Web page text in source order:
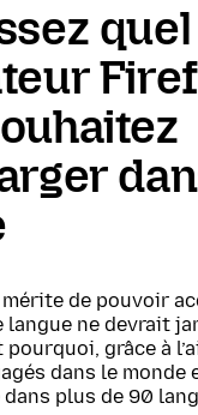
quel
de pouvoir
ne devrait
pourquoi, grâce à
dans le monde
plus de 90